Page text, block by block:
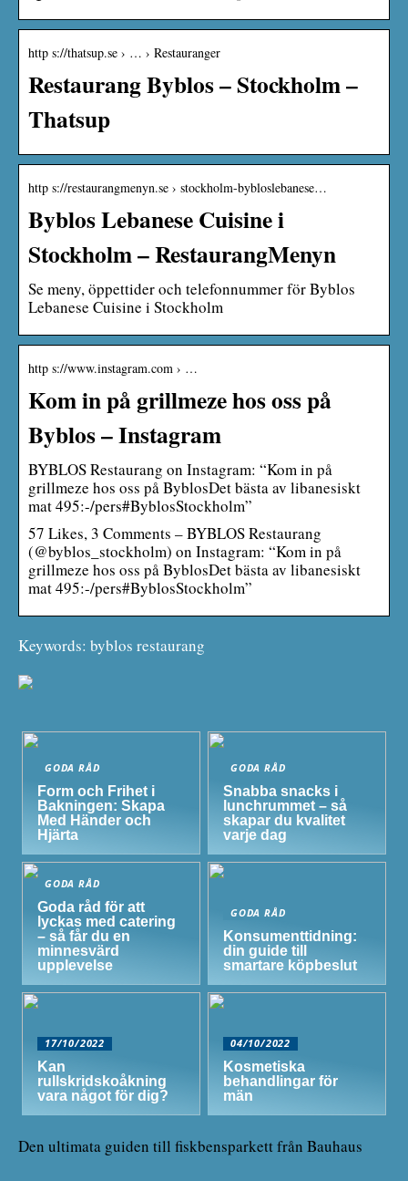
http s://thatsup.se › … › Restauranger
Restaurang Byblos – Stockholm –
Thatsup
http s://restaurangmenyn.se › stockholm-bybloslebanese…
Byblos Lebanese Cuisine i
Stockholm – RestaurangMenyn
Se meny, öppettider och telefonnummer för Byblos
Lebanese Cuisine i Stockholm
http s://www.instagram.com › …
Kom in på grillmeze hos oss på
Byblos – Instagram
BYBLOS Restaurang on Instagram: “Kom in på
grillmeze hos oss på ByblosDet bästa av libanesiskt
mat 495:-/pers#ByblosStockholm”
57 Likes, 3 Comments – BYBLOS Restaurang
(@byblos_stockholm) on Instagram: “Kom in på
grillmeze hos oss på ByblosDet bästa av libanesiskt
mat 495:-/pers#ByblosStockholm”
Keywords: byblos restaurang
GODA RÅD
Form och Frihet i
Bakningen: Skapa
Med Händer och
Hjärta
GODA RÅD
Snabba snacks i
lunchrummet – så
skapar du kvalitet
varje dag
GODA RÅD
Goda råd för att
lyckas med catering
– så får du en
minnesvärd
upplevelse
GODA RÅD
Konsumenttidning:
din guide till
smartare köpbeslut
17/10/2022
Kan
rullskridskoåkning
vara något för dig?
04/10/2022
Kosmetiska
behandlingar för
män
Den ultimata guiden till fiskbensparkett från Bauhaus